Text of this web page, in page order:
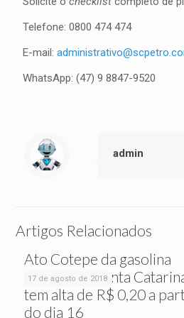
Telefone: 0800 474 474
E-mail:
WhatsApp: (47) 9 8847-9520
admin
Artigos Relacionados
17 de agosto de 2018
Ato Cotepe da gasolina
comum em Santa
tem alta de R$ 0,20 a
do dia 16